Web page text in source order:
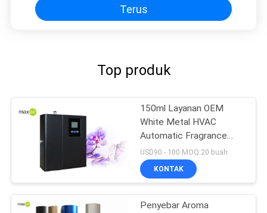
Terus
Top produk
150ml Layanan OEM
White Metal HVAC
Automatic Fragrance
Diffuser
USD90 - 100 MOQ:20 buah
KONTAK
Penyebar Aroma